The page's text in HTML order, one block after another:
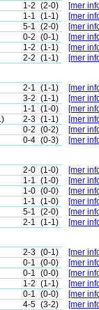
1-2 (2-0)
[mer
1-1 (1-1)
[mer
5-1 (2-0)
[mer
0-2 (0-1)
[mer
1-2 (1-1)
[mer
2-2 (1-1) [mer
2-1 (1-1)
[mer
3-2 (1-1)
[mer
1-1 (1-0)
[mer
2-3 (1-1)
[mer
0-2 (0-2)
[mer
0-4 (0-3) [mer
2-0 (1-0)
[mer
1-1 (1-0)
[mer
1-0 (0-0)
[mer
1-1 (1-0)
[mer
5-1 (2-0)
[mer
2-1 (1-1) [mer
2-3 (0-1)
[mer
0-1 (0-0)
[mer
0-1 (0-0)
[mer
1-2 (1-1)
[mer
0-1 (0-0)
[mer
4-5 (3-2) [mer